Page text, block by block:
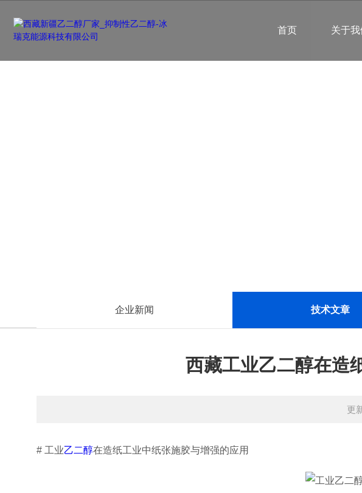
首页 关于我
企业新闻 技术文章
西藏工业乙二醇在造
更
# 工业乙二醇在造纸工业中纸张施胶与增强的应用